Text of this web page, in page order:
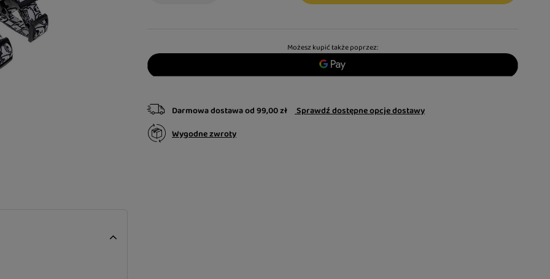
Możesz kupić także poprzez:
Darmowa dostawaod99,00 zł Sprawdź dostępne opcje dostawy
Wygodne zwroty